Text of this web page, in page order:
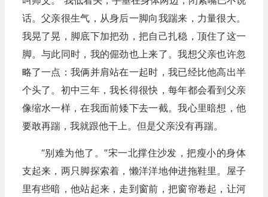
话。父亲很生气，从身后一脚向我踹来，力量很大。
我晃了晃，脚底下加把劲，把自己扎稳，顶住了这一
脚。与此同时，我的倔劲也上来了。我想父亲也许忽
略了一点：我俩并肩站在一起时，我已经比他高出半
个头了。初中三年，我长得很快，每年都会看到父亲
像缩水一样，在我面前矮下去一截。我心里暗想，他
要敢再踹，我就跟他干上。但是父亲没有再踹。
“别难为他了。”宋一北撑住沙发，把瘦小的身体
支起来，两只脚探索着，懒洋洋地伸进拖鞋里。屋子
里有些暗，他站起来，走到窗前，把窗帘卷起，让河